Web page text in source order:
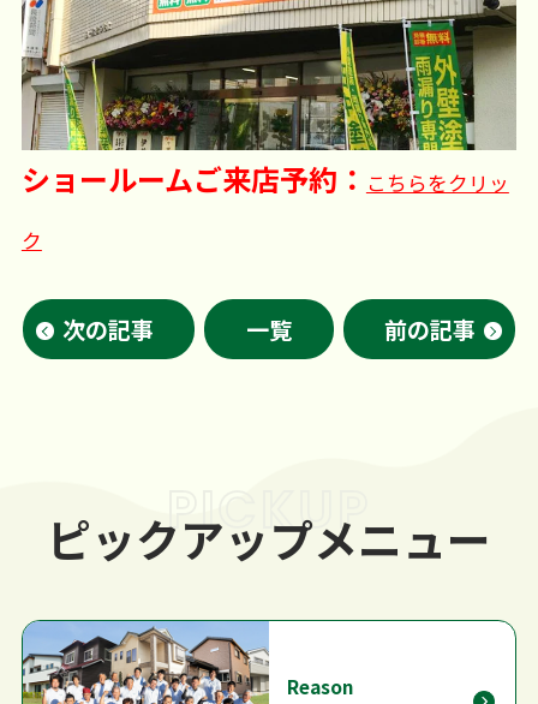
ショールームご来店予約： こちらをクリッ
ク
次の記事 一覧 前の記事
PICKUP
ピックアップメニュー
Reason